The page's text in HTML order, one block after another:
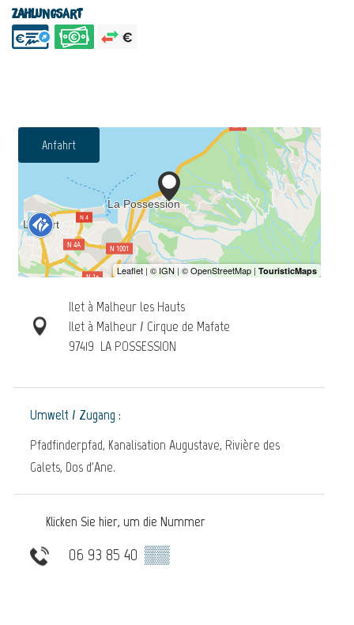
Zahlungsart
Anfahrt
Ilet à Malheur les Hauts
Ilet à Malheur / Cirque de Mafate
97419 LA POSSESSION
Umwelt / Zugang :
Pfadfinderpfad, Kanalisation Augustave, Rivière des
Galets, Dos d'Ane.
Klicken Sie hier, um die Nummer
06 93 85 40 ▒▒